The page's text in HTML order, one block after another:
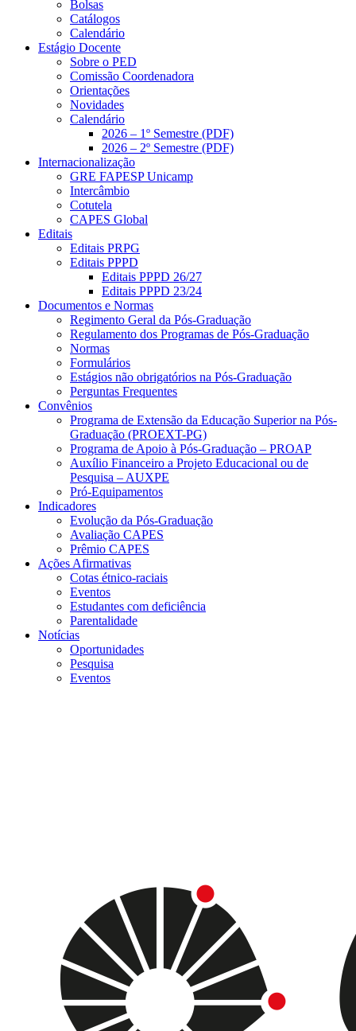
Bolsas
Catálogos
Calendário
Estágio Docente
Sobre o PED
Comissão Coordenadora
Orientações
Novidades
Calendário
2026 – 1º Semestre (PDF)
2026 – 2º Semestre (PDF)
Internacionalização
GRE FAPESP Unicamp
Intercâmbio
Cotutela
CAPES Global
Editais
Editais PRPG
Editais PPPD
Editais PPPD 26/27
Editais PPPD 23/24
Documentos e Normas
Regimento Geral da Pós-Graduação
Regulamento dos Programas de Pós-Graduação
Normas
Formulários
Estágios não obrigatórios na Pós-Graduação
Perguntas Frequentes
Convênios
Programa de Extensão da Educação Superior na Pós-
Graduação (PROEXT-PG)
Programa de Apoio à Pós-Graduação – PROAP
Auxílio Financeiro a Projeto Educacional ou de
Pesquisa – AUXPE
Pró-Equipamentos
Indicadores
Evolução da Pós-Graduação
Avaliação CAPES
Prêmio CAPES
Ações Afirmativas
Cotas étnico-raciais
Eventos
Estudantes com deficiência
Parentalidade
Notícias
Oportunidades
Pesquisa
Eventos